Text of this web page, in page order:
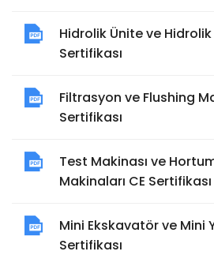
Hidrolik Ünite ve Hidrolik
Sertifikası
Filtrasyon ve Flushing
Sertifikası
Test Makinası ve
Makinaları CE Sertifikası
Mini Ekskavatör ve Mini
Sertifikası